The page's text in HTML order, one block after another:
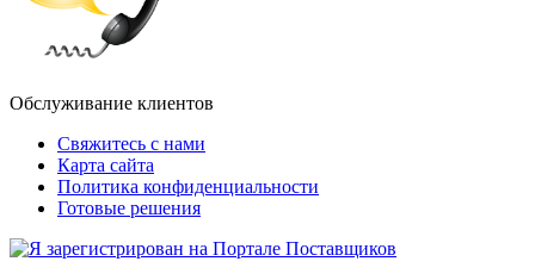
Обслуживание клиентов
Свяжитесь с нами
Карта сайта
Политика конфиденциальности
Готовые решения